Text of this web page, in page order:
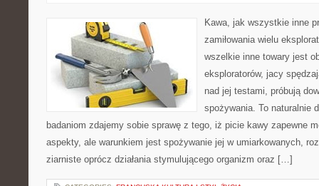
Kawa, jak wszystkie inne
zamiłowania wielu
wszelkie inne towary jest
eksploratorów, jacy
nad jej testami, próbują
spożywania. To naturalnie
badaniom zdajemy sobie sprawę z tego, iż picie kawy zapewne
aspekty, ale warunkiem jest spożywanie jej w umiarkowanych,
ziarniste oprócz działania stymulującego organizm oraz […]